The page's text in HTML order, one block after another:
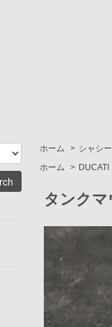
ホーム > シャシ
ホーム
>
タンク